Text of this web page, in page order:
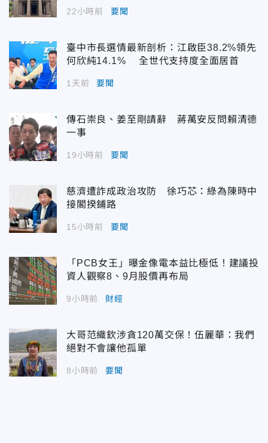
22小時前 要聞
臺中市長選情最新剖析：江啟臣38.2%領先
何欣純14.1% 全世代支持度全面居首
1天前 要聞
傳石崇良、姜至剛請辭 蔣萬安反問賴清德
一事
19小時前 要聞
慈濟遭詐成政治攻防 徐巧芯：綠為陳時中
接閣揆鋪路
15小時前 要聞
「PCB女王」曝金像電本益比極低！建議投
資人觀察8、9月股價再布局
9小時前 財經
大哥范織欽涉貪120萬交保！伍麗華：我們
絕對不會讓他孤單
8小時前 要聞